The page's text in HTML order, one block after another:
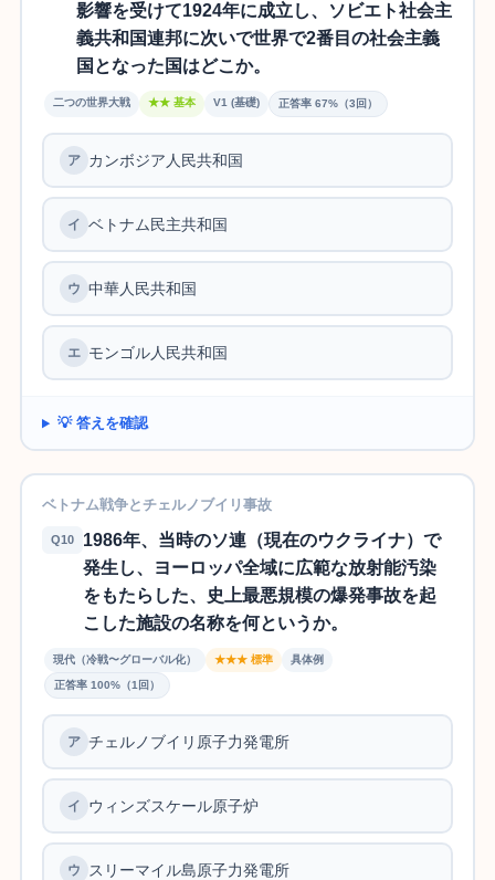
影響を受けて1924年に成立し、ソビエト社会主
義共和国連邦に次いで世界で2番目の社会主義
国となった国はどこか。
二つの世界大戦 ★★ 基本 V1 (基礎) 正答率 67%（3回）
ア カンボジア人民共和国
イ ベトナム民主共和国
ウ 中華人民共和国
エ モンゴル人民共和国
💡 答えを確認
ベトナム戦争とチェルノブイリ事故
Q10
1986年、当時のソ連（現在のウクライナ）で
発生し、ヨーロッパ全域に広範な放射能汚染
をもたらした、史上最悪規模の爆発事故を起
こした施設の名称を何というか。
現代（冷戦〜グローバル化） ★★★ 標準 具体例
正答率 100%（1回）
ア チェルノブイリ原子力発電所
イ ウィンズスケール原子炉
ウ スリーマイル島原子力発電所